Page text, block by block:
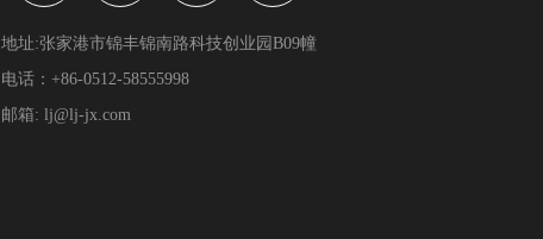
地址:张家港市锦丰锦南路科技创业园B09幢
电话：+86-0512-58555998
邮箱: lj@lj-jx.com